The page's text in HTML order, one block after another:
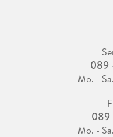
089
Mo. -
089
Mo. -